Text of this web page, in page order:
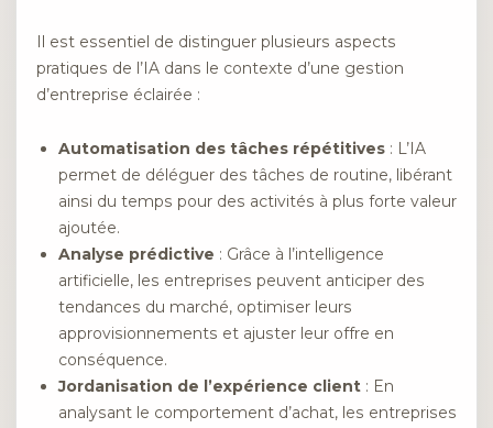
Il est essentiel de distinguer plusieurs aspects
pratiques de l’IA dans le contexte d’une gestion
d’entreprise éclairée :
Automatisation des tâches répétitives : L’IA
permet de déléguer des tâches de routine, libérant
ainsi du temps pour des activités à plus forte valeur
ajoutée.
Analyse prédictive : Grâce à l’intelligence
artificielle, les entreprises peuvent anticiper des
tendances du marché, optimiser leurs
approvisionnements et ajuster leur offre en
conséquence.
Jordanisation de l’expérience client : En
analysant le comportement d’achat, les entreprises